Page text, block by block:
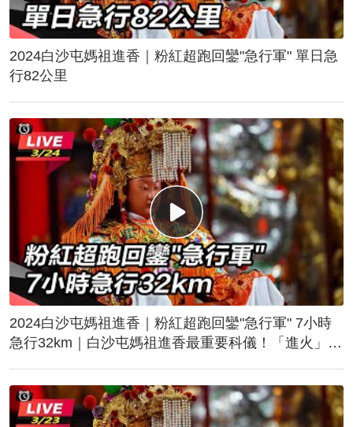
2024白沙屯媽祖進香｜粉紅超跑回鑾"急行軍" 單日急
行82公里
2024白沙屯媽祖進香｜粉紅超跑回鑾"急行軍" 7小時
急行32km｜白沙屯媽祖進香最重要科儀！「進火」儀